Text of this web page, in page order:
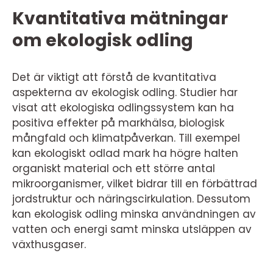
Kvantitativa mätningar
om ekologisk odling
Det är viktigt att förstå de kvantitativa
aspekterna av ekologisk odling. Studier har
visat att ekologiska odlingssystem kan ha
positiva effekter på markhälsa, biologisk
mångfald och klimatpåverkan. Till exempel
kan ekologiskt odlad mark ha högre halten
organiskt material och ett större antal
mikroorganismer, vilket bidrar till en förbättrad
jordstruktur och näringscirkulation. Dessutom
kan ekologisk odling minska användningen av
vatten och energi samt minska utsläppen av
växthusgaser.